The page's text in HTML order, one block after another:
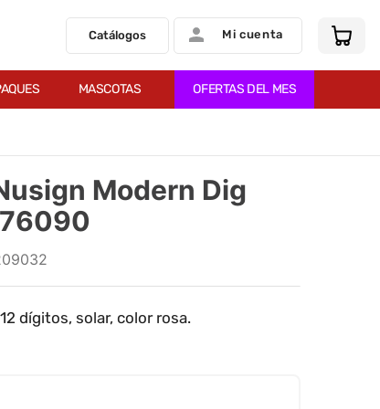
Catálogos Mi cuenta
MASCOTAS OFERTAS DEL MES
Modern Dig
dígitos, solar, color rosa.